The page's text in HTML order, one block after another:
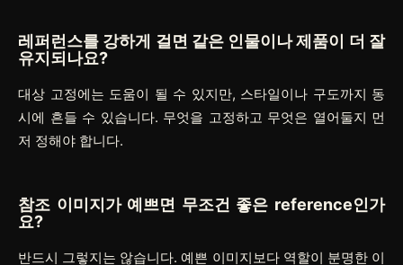
레퍼런스를 강하게 걸면 같은 인물이나 제품이 더 잘
유지되나요?
대상 고정에는 도움이 될 수 있지만, 스타일이나 구도까지 동
시에 흔들 수 있습니다. 무엇을 고정하고 무엇은 열어둘지 먼
저 정해야 합니다.
참조 이미지가 예쁘면 무조건 좋은 reference인가
요?
반드시 그렇지는 않습니다. 예쁜 이미지보다 역할이 분명한 이